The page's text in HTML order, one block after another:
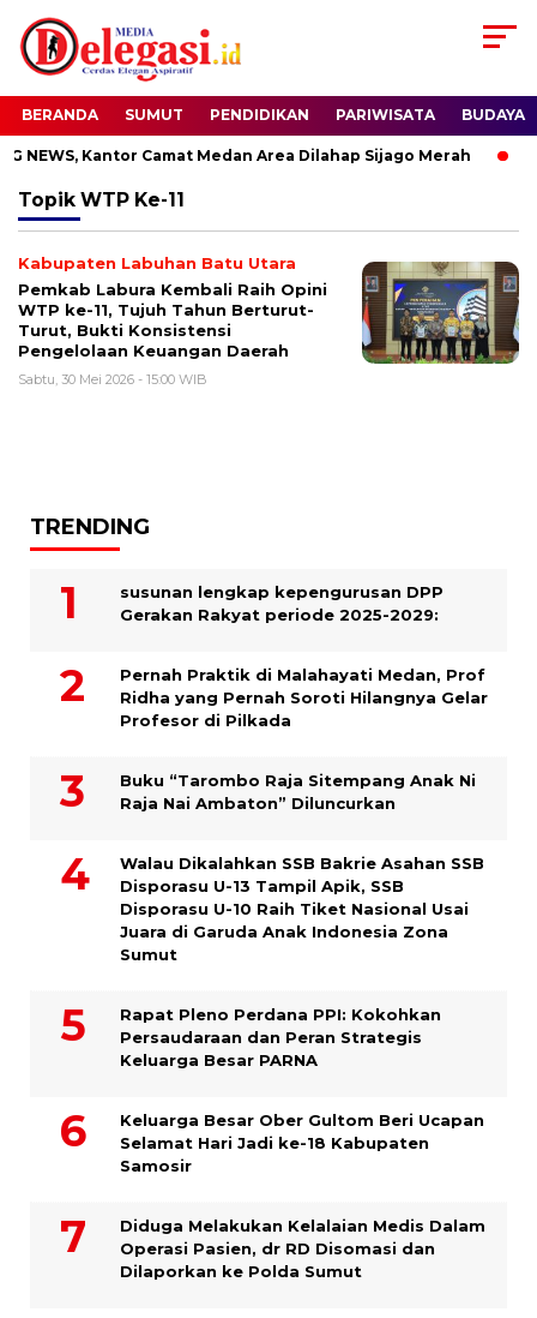
BERANDA SUMUT PENDIDIKAN PARIWISATA BUDAYA
NEWS, Kantor Camat Medan Area Dilahap Sijago Merah
Topik WTP Ke-11
Kabupaten Labuhan Batu Utara
Pemkab Labura Kembali Raih Opini
WTP ke-11, Tujuh Tahun Berturut-
Turut, Bukti Konsistensi
Pengelolaan Keuangan Daerah
Sabtu, 30 Mei 2026 - 15:00 WIB
TRENDING
susunan lengkap kepengurusan DPP
Gerakan Rakyat periode 2025-2029:
Pernah Praktik di Malahayati Medan, Prof
Ridha yang Pernah Soroti Hilangnya Gelar
Profesor di Pilkada
Buku “Tarombo Raja Sitempang Anak Ni
Raja Nai Ambaton” Diluncurkan
Walau Dikalahkan SSB Bakrie Asahan SSB
Disporasu U-13 Tampil Apik, SSB
Disporasu U-10 Raih Tiket Nasional Usai
Juara di Garuda Anak Indonesia Zona
Sumut
Rapat Pleno Perdana PPI: Kokohkan
Persaudaraan dan Peran Strategis
Keluarga Besar PARNA
Keluarga Besar Ober Gultom Beri Ucapan
Selamat Hari Jadi ke-18 Kabupaten
Samosir
Diduga Melakukan Kelalaian Medis Dalam
Operasi Pasien, dr RD Disomasi dan
Dilaporkan ke Polda Sumut